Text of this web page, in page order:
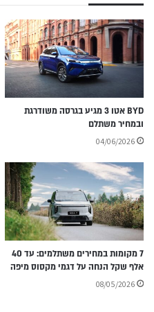
BYD אטו 3 מגיע בגרסה משודרגת
ובמחיר משתלם
04/06/2026
7 מקומות במחירים משתלמים: עד 40
אלף שקל הנחה על דגמי מקסוס מיפה
08/05/2026